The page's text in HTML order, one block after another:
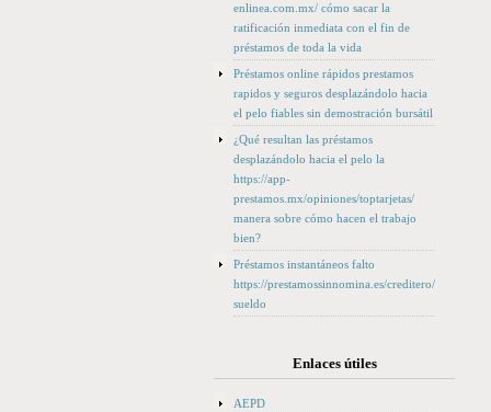
enlinea.com.mx/ cómo sacar la
ratificación inmediata con el fin de
préstamos de toda la vida
Préstamos online rápidos prestamos
rapidos y seguros desplazándolo hacia
el pelo fiables sin demostración bursátil
¿Qué resultan las préstamos
desplazándolo hacia el pelo la
https://app-
prestamos.mx/opiniones/toptarjetas/
manera sobre cómo hacen el trabajo
bien?
Préstamos instantáneos falto
https://prestamossinnomina.es/creditero/
sueldo
Enlaces útiles
AEPD